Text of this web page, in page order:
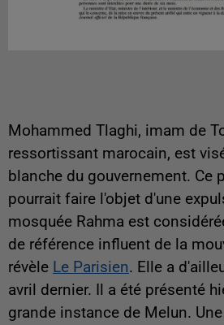
Mohammed Tlaghi, imam de
ressortissant marocain, est
blanche du gouvernement. Ce
pourrait faire l'objet d'une
mosquée Rahma est
de référence influent de la
révèle Le Parisien. Elle a
avril dernier. Il a été présenté
grande instance de Melun.